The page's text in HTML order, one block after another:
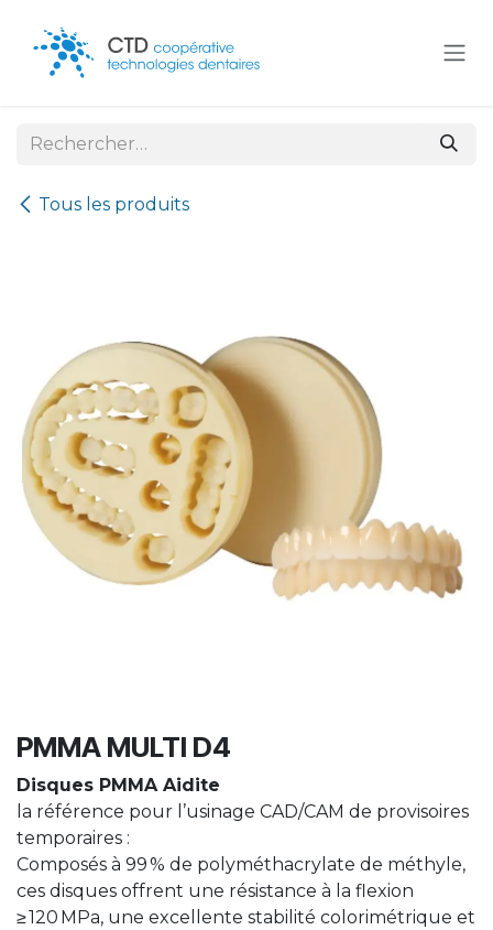
Tous les produits
PMMA MULTI D4
Disques PMMA Aidite
la référence pour l’usinage CAD/CAM de provisoires
temporaires :
Composés à 99 % de polyméthacrylate de méthyle,
ces disques offrent une résistance à la flexion
≥ 120 MPa, une excellente stabilité colorimétrique et